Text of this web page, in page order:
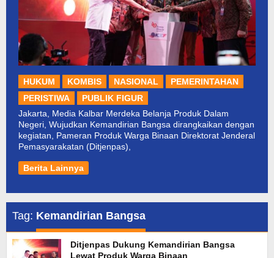
HUKUM KOMBIS NASIONAL
PEMERINTAHAN
PERISTIWA
PUBLIK FIGUR
Jakarta, Media Kalbar Merdeka Belanja Produk Dalam
Negeri, Wujudkan Kemandirian Bangsa dirangkaikan dengan
kegiatan, Pameran Produk Warga Binaan Direktorat Jenderal
Pemasyarakatan (Ditjenpas),
Berita Lainnya
Tag: Kemandirian Bangsa
Ditjenpas Dukung Kemandirian Bangsa
Lewat Produk Warga Binaan